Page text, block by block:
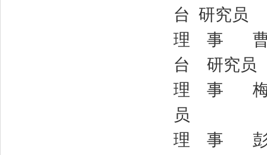
台 研究员
理 事 曹
台 研究员
理 事 梅
员
理 事 彭